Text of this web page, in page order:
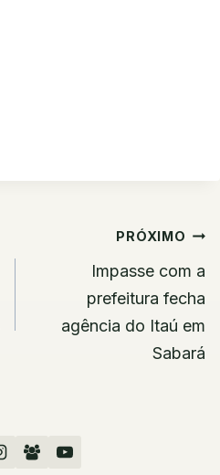
PRÓXIMO
Impasse com a
prefeitura fecha
agência do Itaú em
Sabará